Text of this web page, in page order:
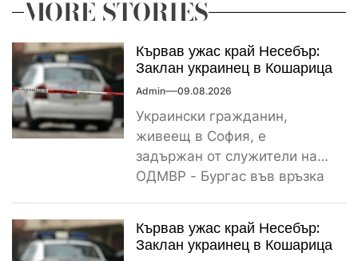
MORE STORIES
Кървав ужас край Несебър:
Заклан украинец в Кошарица
Admin 09.08.2026
Украински гражданин,
живеещ в София, е
задържан от служители на
ОДМВР - Бургас във връзка
Кървав ужас край Несебър:
Заклан украинец в Кошарица